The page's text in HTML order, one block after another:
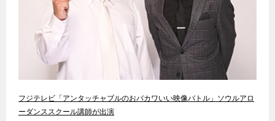
フジテレビ「アンタッチャブルのおバカワいい映像バトル」ソウルアロ
ーダンススクール講師が出演